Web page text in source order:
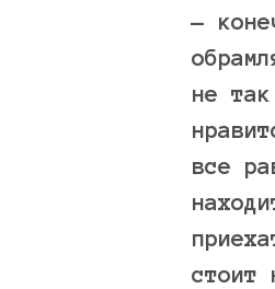
—
не
все
стоит